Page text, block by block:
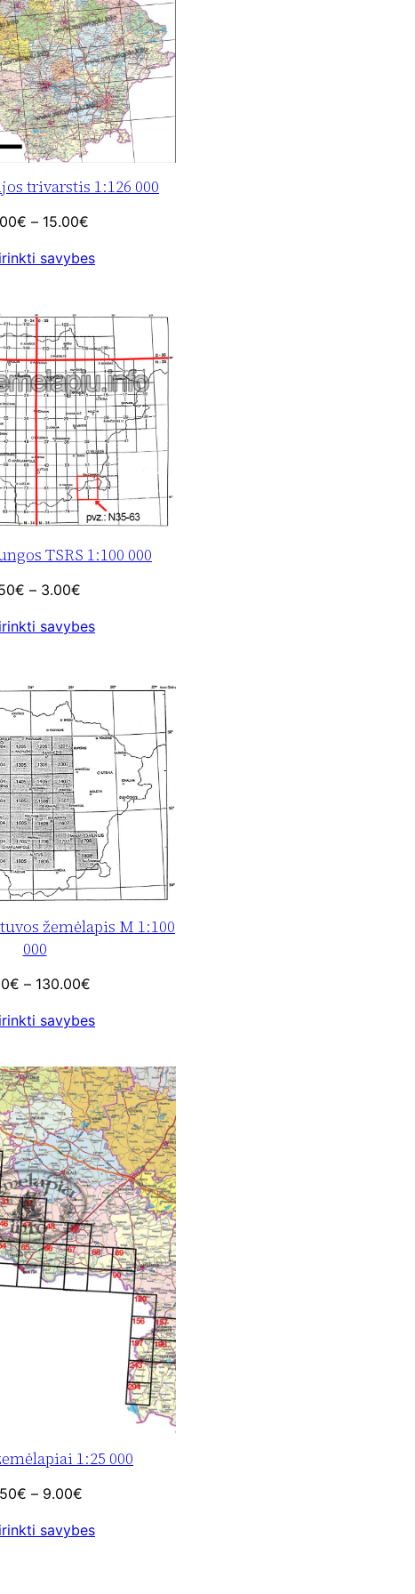
trivarstis 1:126 000
€ – 15.00€
10.00€
15.00€
savybes
TSRS 1:100 000
€ – 3.00€
1.50€
savybes
žemėlapis M 1:100
000
€ – 130.00€Price
3.50€
130.00€
savybes
1:25 000
€ – 9.00€Price
6.50€
savybes